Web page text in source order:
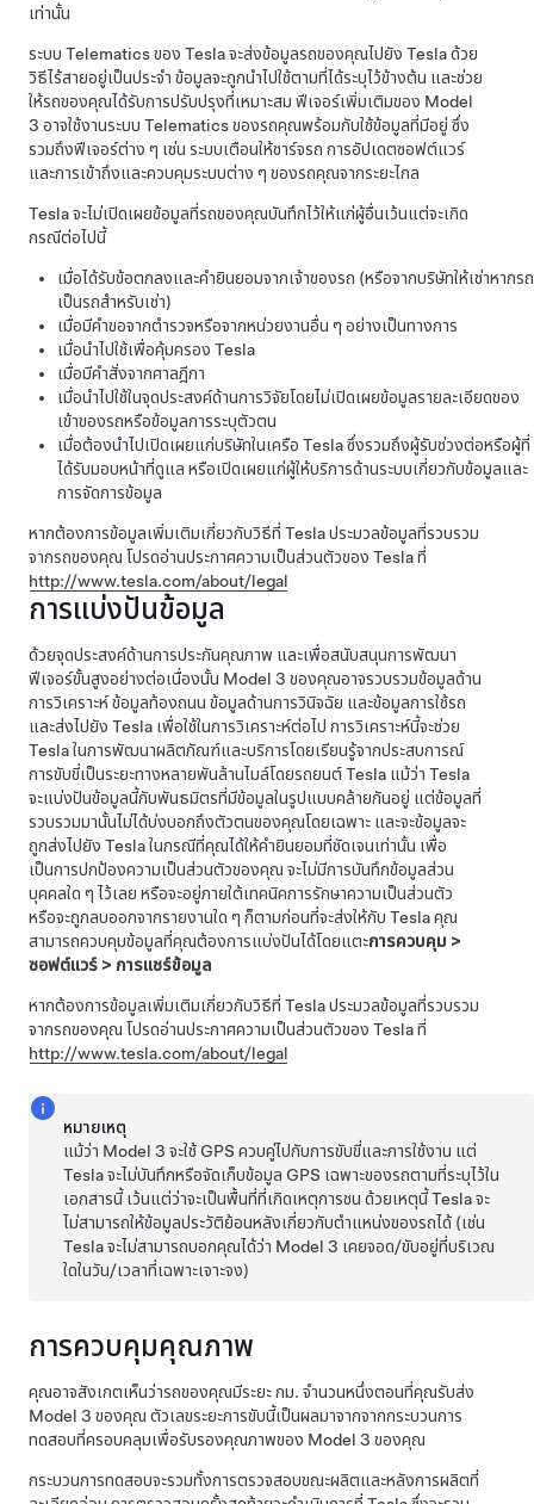
เท่านั้น
ระบบ Telematics ของ Tesla จะส่งข้อมูลรถของคุณไปยัง Tesla ด้วย
วิธีไร้สายอยู่เป็นประจำ ข้อมูลจะถูกนำไปใช้ตามที่ได้ระบุไว้ข้างต้น และช่วย
ให้รถของคุณได้รับการปรับปรุงที่เหมาะสม ฟีเจอร์เพิ่มเติมของ Model
3 อาจใช้งานระบบ Telematics ของรถคุณพร้อมกับใช้ข้อมูลที่มีอยู่ ซึ่ง
รวมถึงฟีเจอร์ต่าง ๆ เช่น ระบบเตือนให้ชาร์จรถ การอัปเดตซอฟต์แวร์
และการเข้าถึงและควบคุมระบบต่าง ๆ ของรถคุณจากระยะไกล
Tesla จะไม่เปิดเผยข้อมูลที่รถของคุณบันทึกไว้ให้แก่ผู้อื่นเว้นแต่จะเกิด
กรณีต่อไปนี้
เมื่อได้รับข้อตกลงและคำยินยอมจากเจ้าของรถ (หรือจากบริษัทให้เช่าหากรถ
เป็นรถสำหรับเช่า)
เมื่อมีคำขอจากตำรวจหรือจากหน่วยงานอื่น ๆ อย่างเป็นทางการ
เมื่อนำไปใช้เพื่อคุ้มครอง Tesla
เมื่อมีคำสั่งจากศาลฎีกา
เมื่อนำไปใช้ในจุดประสงค์ด้านการวิจัยโดยไม่เปิดเผยข้อมูลรายละเอียดของ
เข้าของรถหรือข้อมูลการระบุตัวตน
เมื่อต้องนำไปเปิดเผยแก่บริษัทในเครือ Tesla ซึ่งรวมถึงผู้รับช่วงต่อหรือผู้ที่
ได้รับมอบหน้าที่ดูแล หรือเปิดเผยแก่ผู้ให้บริการด้านระบบเกี่ยวกับข้อมูลและ
การจัดการข้อมูล
หากต้องการข้อมูลเพิ่มเติมเกี่ยวกับวิธีที่ Tesla ประมวลข้อมูลที่รวบรวม
จากรถของคุณ โปรดอ่านประกาศความเป็นส่วนตัวของ Tesla ที่
http://www.tesla.com/about/legal
การแบ่งปันข้อมูล
ด้วยจุดประสงค์ด้านการประกันคุณภาพ และเพื่อสนับสนุนการพัฒนา
ฟีเจอร์ขั้นสูงอย่างต่อเนื่องนั้น Model 3 ของคุณอาจรวบรวมข้อมูลด้าน
การวิเคราะห์ ข้อมูลท้องถนน ข้อมูลด้านการวินิจฉัย และข้อมูลการใช้รถ
และส่งไปยัง Tesla เพื่อใช้ในการวิเคราะห์ต่อไป การวิเคราะห์นี้จะช่วย
Tesla ในการพัฒนาผลิตภัณฑ์และบริการโดยเรียนรู้จากประสบการณ์
การขับขี่เป็นระยะทางหลายพันล้านไมล์โดยรถยนต์ Tesla แม้ว่า Tesla
จะแบ่งปันข้อมูลนี้กับพันธมิตรที่มีข้อมูลในรูปแบบคล้ายกันอยู่ แต่ข้อมูลที่
รวบรวมมานั้นไม่ได้บ่งบอกถึงตัวตนของคุณโดยเฉพาะ และจะข้อมูลจะ
ถูกส่งไปยัง Tesla ในกรณีที่คุณได้ให้คำยินยอมที่ชัดเจนเท่านั้น เพื่อ
เป็นการปกป้องความเป็นส่วนตัวของคุณ จะไม่มีการบันทึกข้อมูลส่วน
บุคคลใด ๆ ไว้เลย หรือจะอยู่ภายใต้เทคนิคการรักษาความเป็นส่วนตัว
หรือจะถูกลบออกจากรายงานใด ๆ ก็ตามก่อนที่จะส่งให้กับ Tesla คุณ
สามารถควบคุมข้อมูลที่คุณต้องการแบ่งปันได้โดยแตะการควบคุม >
ซอฟต์แวร์ > การแชร์ข้อมูล
หากต้องการข้อมูลเพิ่มเติมเกี่ยวกับวิธีที่ Tesla ประมวลข้อมูลที่รวบรวม
จากรถของคุณ โปรดอ่านประกาศความเป็นส่วนตัวของ Tesla ที่
http://www.tesla.com/about/legal
หมายเหตุ
แม้ว่า Model 3 จะใช้ GPS ควบคู่ไปกับการขับขี่และการใช้งาน แต่
Tesla จะไม่บันทึกหรือจัดเก็บข้อมูล GPS เฉพาะของรถตามที่ระบุไว้ใน
เอกสารนี้ เว้นแต่ว่าจะเป็นพื้นที่ที่เกิดเหตุการชน ด้วยเหตุนี้ Tesla จะ
ไม่สามารถให้ข้อมูลประวัติย้อนหลังเกี่ยวกับตำแหน่งของรถได้ (เช่น
Tesla จะไม่สามารถบอกคุณได้ว่า Model 3 เคยจอด/ขับอยู่ที่บริเวณ
ใดในวัน/เวลาที่เฉพาะเจาะจง)
การควบคุมคุณภาพ
คุณอาจสังเกตเห็นว่ารถของคุณมีระยะกม. จำนวนหนึ่งตอนที่คุณรับส่ง
Model 3 ของคุณ ตัวเลขระยะการขับนี้เป็นผลมาจากจากกระบวนการ
ทดสอบที่ครอบคลุมเพื่อรับรองคุณภาพของ Model 3 ของคุณ
กระบวนการทดสอบจะรวมทั้งการตรวจสอบขณะผลิตและหลังการผลิตที่